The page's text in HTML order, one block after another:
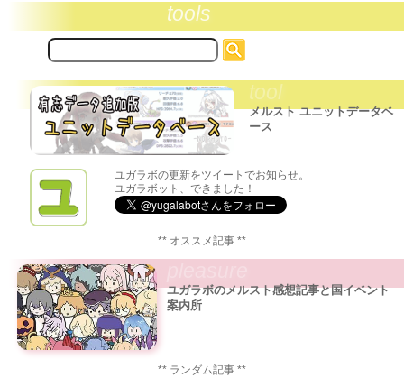
tools
サ
イ
内
検
索:
tool
メルスト ユニットデータベ
ース
ユガラボの更新をツイートでお知らせ。
ユガラボット、できました！
** オススメ記事 **
ユガラボのメルスト感想記事と国イベント
案内所
** ランダム記事 **